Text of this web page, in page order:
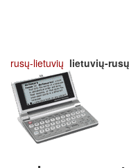
rusų-lietuvių lietuvių-rusų